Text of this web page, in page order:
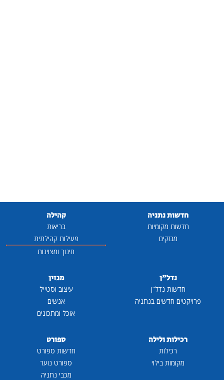
חדשות נתניה
חדשות מקומיות
מבזקים
קהילה
בריאות
פעילות קהילתית
חינוך ומצוינות
נדל"ן
חדשות נדל"ן
פרויקטים חדשים בנתניה
מגזין
עיצוב וסטייל
אנשים
אוכל ומתכונים
רכילות ולילה
רכילות
מקומות בילוי
ספורט
חדשות ספורט
ספורט נוער
מכבי נתניה